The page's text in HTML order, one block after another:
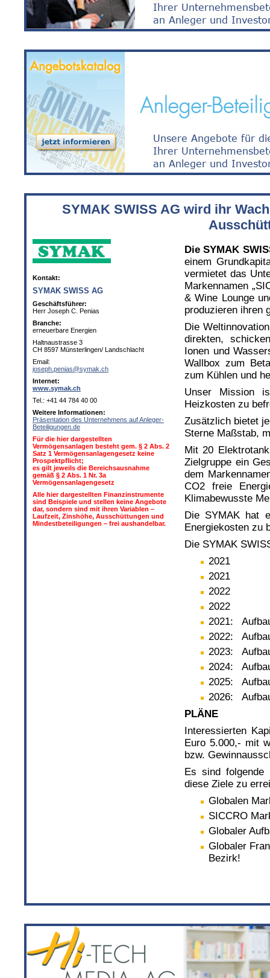
SYMAK SWISS AG wird ihr
Die SYMAK
einem
vermietet das
Markennamen
& Wine Lounge
produzieren ihren
Die
direkten,
Ionen und
Wallbox zum
zum Kühlen und
Unser Mission
Heizkosten zu
Zusätzlich bietet
Sterne Maßstab,
Mit 20
Zielgruppe ein
dem
CO2 freie
Klimabewusste
Die SYMAK hat
Energiekosten zu
Die SYMAK
2021
2021
2022
2022
2021:
2022:
2023:
2024:
2025:
2026:
PLÄNE
Interessierten
Euro 5.000,- mit
bzw.
Es sind folgende
diese Ziele zu
Globalen
SICCRO
Globaler
Globaler
Bezirk!
Kontakt:
SYMAK SWISS AG
Geschäftsführer:
Herr Joseph C. Penias
Branche:
erneuerbare Energien
Haltnaustrasse 3
CH 8597 Münsterlingen/ Landschlacht
Email:
joseph.penias@symak.ch
Internet:
www.symak.ch
Tel.: +41 44 784 40 00
Weitere Informationen:
Präsentation des Unternehmens auf Anleger-
Beteiligungen.de
Für die hier dargestellten
Vermögensanlagen besteht gem. § 2 Abs. 2
Satz 1 Vermögensanlagengesetz keine
Prospektpflicht;
es gilt jeweils die Bereichsausnahme
gemäß § 2 Abs. 1 Nr. 3a
Vermögensanlagengesetz
Alle hier dargestellten Finanzinstrumente
sind Beispiele und stellen keine Angebote
dar, sondern sind mit ihren Variablen –
Laufzeit, Zinshöhe, Ausschüttungen und
Mindestbeteiligungen – frei aushandelbar.